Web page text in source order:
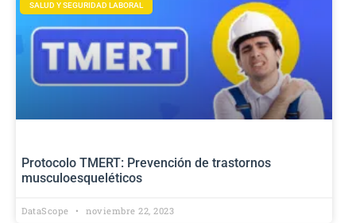
SALUD Y SEGURIDAD LABORAL
Protocolo TMERT: Prevención de trastornos
musculoesqueléticos
DataScope noviembre 22, 2023